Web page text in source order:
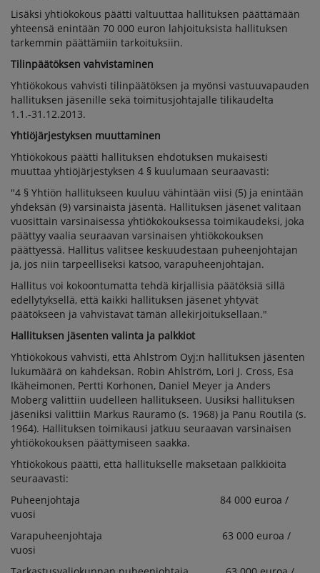
Lisäksi yhtiökokous päätti valtuuttaa hallituksen päättämään
yhteensä enintään 70 000 euron lahjoituksista hallituksen
tarkemmin päättämiin tarkoituksiin.
Tilinpäätöksen vahvistaminen
Yhtiökokous vahvisti tilinpäätöksen ja myönsi vastuuvapauden
hallituksen jäsenille sekä toimitusjohtajalle tilikaudelta
1.1.-31.12.2013.
Yhtiöjärjestyksen muuttaminen
Yhtiökokous päätti hallituksen ehdotuksen mukaisesti
muuttaa yhtiöjärjestyksen 4 § kuulumaan seuraavasti:
"4 § Yhtiön hallitukseen kuuluu vähintään viisi (5) ja enintään
yhdeksän (9) varsinaista jäsentä. Hallituksen jäsenet valitaan
vuosittain varsinaisessa yhtiökokouksessa toimikaudeksi, joka
päättyy vaalia seuraavan varsinaisen yhtiökokouksen
päättyessä. Hallitus valitsee keskuudestaan puheenjohtajan
ja, jos niin tarpeelliseksi katsoo, varapuheenjohtajan.
Hallitus voi kokoontumatta tehdä kirjallisia päätöksiä sillä
edellytyksellä, että kaikki hallituksen jäsenet yhtyvät
päätökseen ja vahvistavat tämän allekirjoituksellaan."
Hallituksen jäsenten valinta ja palkkiot
Yhtiökokous vahvisti, että Ahlstrom Oyj:n hallituksen jäsenten
lukumäärä on kahdeksan. Robin Ahlström, Lori J. Cross, Esa
Ikäheimonen, Pertti Korhonen, Daniel Meyer ja Anders
Moberg valittiin uudelleen hallitukseen. Uusiksi hallituksen
jäseniksi valittiin Markus Rauramo (s. 1968) ja Panu Routila (s.
1964). Hallituksen toimikausi jatkuu seuraavan varsinaisen
yhtiökokouksen päättymiseen saakka.
Yhtiökokous päätti, että hallitukselle maksetaan palkkioita
seuraavasti:
Puheenjohtaja 84 000 euroa /
vuosi
Varapuheenjohtaja 63 000 euroa /
vuosi